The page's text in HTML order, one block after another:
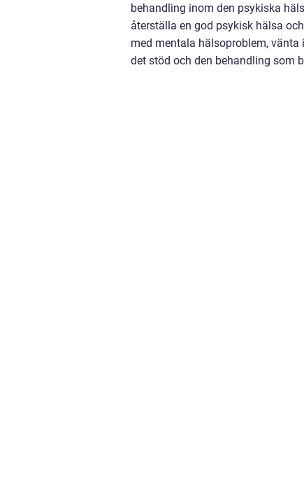
behandling inom den psykiska
återställa en god psykisk hälsa
med mentala hälsoproblem,
det stöd och den behandling som